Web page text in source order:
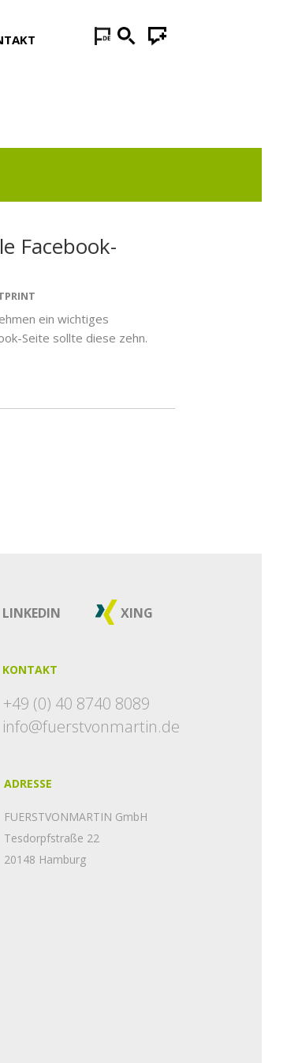
Facebook-
ein wichtiges
Seite sollte diese zehn.
LINKEDIN XING
KONTAKT
+49 (0) 40 8740 8089
info@fuerstvonmartin.de
ADRESSE
FUERSTVONMARTIN GmbH
Tesdorpfstraße 22
20148 Hamburg